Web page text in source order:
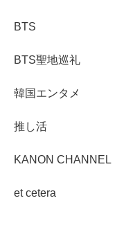
BTS
BTS聖地巡礼
韓国エンタメ
推し活
KANON CHANNEL
et cetera